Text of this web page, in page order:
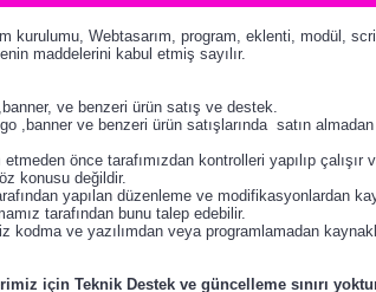
kurulumu, Webtasarım, program, eklenti, modül,
maddelerini kabul etmiş sayılır.
ve benzeri ürün satış ve destek.
ve benzeri ürün satışlarında satın
önce tarafımızdan kontrolleri yapılıp
konusu değildir.
yapılan düzenleme ve
tarafından bunu talep edebilir.
ve yazılımdan veya programlamadan
için Teknik Destek ve güncelleme sınırı